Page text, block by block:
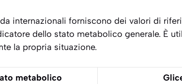
internazionali forniscono dei valori di
dello stato metabolico generale. È
la propria situazione.
metabolico